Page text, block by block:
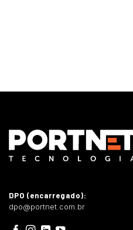
DPO (encarregado):
dpo@portnet.com.br